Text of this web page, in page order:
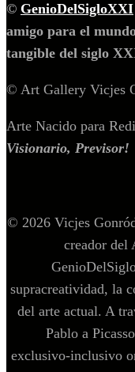
© GenioDelSigloXXI
amigo para el
tangible del siglo
© Art Gallery Vicjes
Arte Nacido para
Visionario, Previsor!
© 2026 Vicjes
creador del
supracreatividad, la
del arte actual. A
Pablo a
exclusivo‑inclusivo